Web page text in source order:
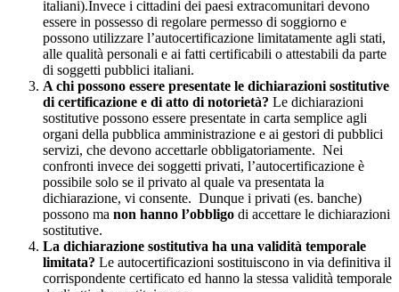
italiani).Invece i cittadini dei paesi extracomunitari devono
essere in possesso di regolare permesso di soggiorno e
possono utilizzare l’autocertificazione limitatamente agli stati,
alle qualità personali e ai fatti certificabili o attestabili da parte
di soggetti pubblici italiani.
A chi possono essere presentate le dichiarazioni sostitutive
di certificazione e di atto di notorietà? Le dichiarazioni
sostitutive possono essere presentate in carta semplice agli
organi della pubblica amministrazione e ai gestori di pubblici
servizi, che devono accettarle obbligatoriamente. Nei
confronti invece dei soggetti privati, l’autocertificazione è
possibile solo se il privato al quale va presentata la
dichiarazione, vi consente. Dunque i privati (es. banche)
possono ma non hanno l’obbligo di accettare le dichiarazioni
sostitutive.
La dichiarazione sostitutiva ha una validità temporale
limitata? Le autocertificazioni sostituiscono in via definitiva il
corrispondente certificato ed hanno la stessa validità temporale